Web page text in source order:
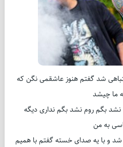
شد گفتم هنوز عاشقمی نگن كه
ما چیشد
بگم روم نشد بگم نداری دیگه
به من
و با یه صدای خسته گفتم با همیم